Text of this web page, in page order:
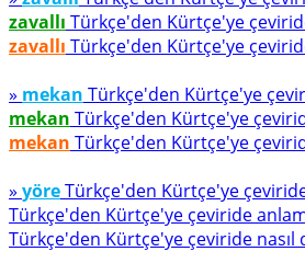
zavallı Türkçe'den Kürtçe'ye
zavallı Türkçe'den Kürtçe'ye
» mekan Türkçe'den Kürtçe'ye
mekan Türkçe'den Kürtçe'ye
mekan Türkçe'den Kürtçe'ye
» yöreTürkçe'den Kürtçe'ye
Türkçe'den Kürtçe'ye çeviride
Türkçe'den Kürtçe'ye çeviride nasıl